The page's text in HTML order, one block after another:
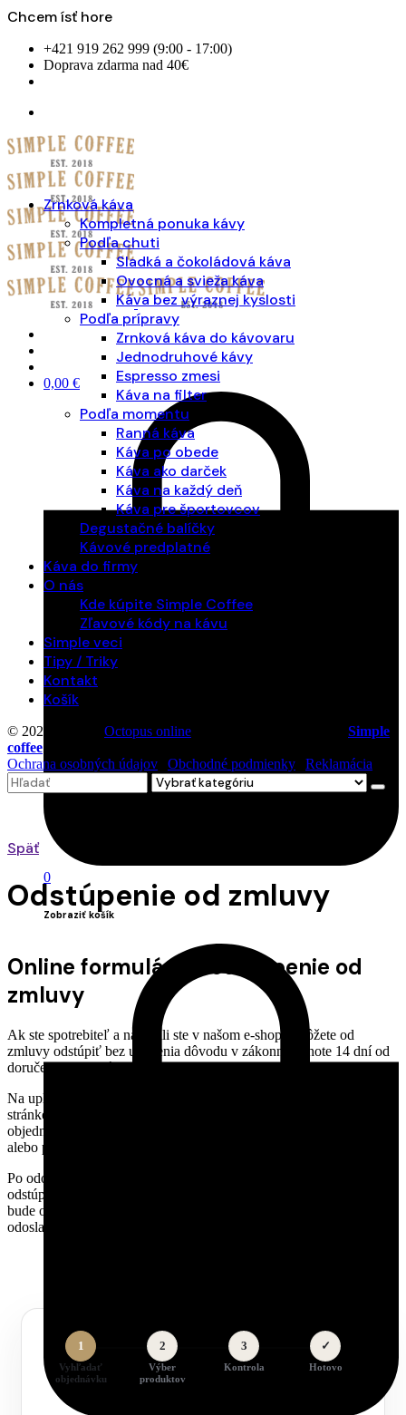
Chcem ísť hore
Skip
content
+421 919 262 999 (9:00 - 17:00)
Doprava zdarma nad 40€
0,00 €
0
Zobraziť košík
Zrnková káva
Kompletná ponuka kávy
Podľa chuti
Sladká a čokoládová káva
Ovocná a svieža káva
Káva bez výraznej kyslosti
Podľa prípravy
Zrnková káva do kávovaru
Jednodruhové kávy
Espresso zmesi
Káva na filter
Podľa momentu
Ranná káva
Káva po obede
Káva ako darček
Káva na každý deň
Káva pre športovcov
Degustačné balíčky
Kávové predplatné
Káva do firmy
O nás
Kde kúpite Simple Coffee
Zľavové kódy na kávu
Simple veci
Tipy / Triky
Kontakt
Košík
© 2026 Vytvoril Octopus online
Simple
coffee
Ochrana osobných údajov
Obchodné podmienky
Reklamácia
Search
for
Späť
Odstúpenie od zmluvy
Online formulár na odstúpenie od
zmluvy
Ak ste spotrebiteľ a nakúpili ste v našom e-shope, môžete od
zmluvy odstúpiť bez uvedenia dôvodu v zákonnej lehote 14 dní od
doručenia objednávky.
Na uplatnenie odstúpenia od zmluvy použite formulár na tejto
stránke. Pre správne spracovanie budeme potrebovať najmä číslo
objednávky, e-mail použitý pri objednávke a označenie produktu
alebo produktov, ktorých sa odstúpenie týka.
Po odoslaní formulára vám bezodkladne zašleme potvrdenie o prijatí
odstúpenia od zmluvy na e-mail uvedený vo formulári. Potvrdenie
bude obsahovať aj obsah odoslaného odstúpenia, dátum a čas jeho
odoslania.
1
Vyhľadať
objednávku
2
Výber
produktov
3
Kontrola
✓
Hotovo